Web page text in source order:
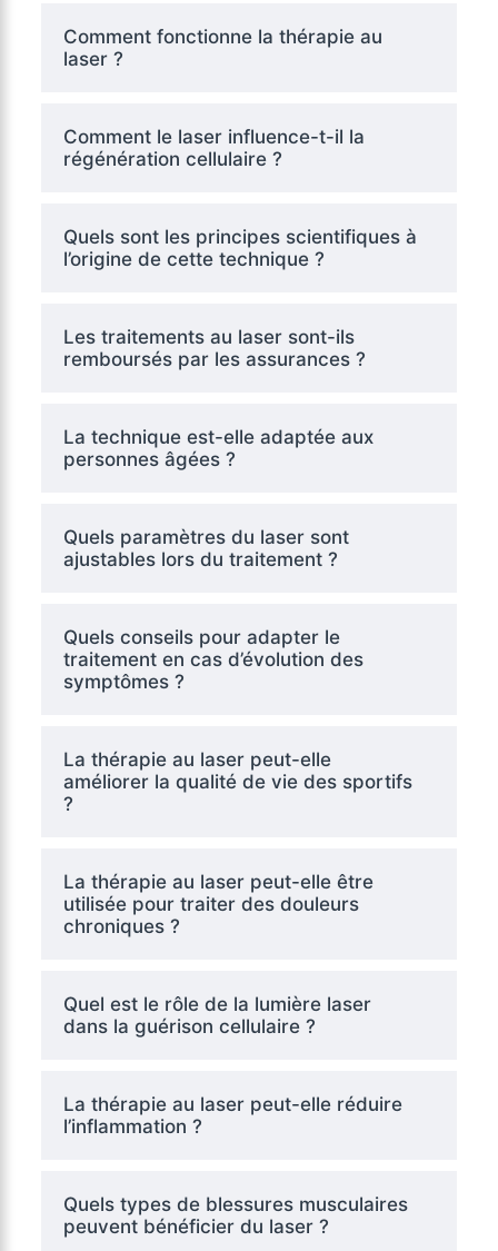
Comment fonctionne la thérapie au
laser ?
Comment le laser influence-t-il la
régénération cellulaire ?
Quels sont les principes scientifiques à
l’origine de cette technique ?
Les traitements au laser sont-ils
remboursés par les assurances ?
La technique est-elle adaptée aux
personnes âgées ?
Quels paramètres du laser sont
ajustables lors du traitement ?
Quels conseils pour adapter le
traitement en cas d’évolution des
symptômes ?
La thérapie au laser peut-elle
améliorer la qualité de vie des sportifs
?
La thérapie au laser peut-elle être
utilisée pour traiter des douleurs
chroniques ?
Quel est le rôle de la lumière laser
dans la guérison cellulaire ?
La thérapie au laser peut-elle réduire
l’inflammation ?
Quels types de blessures musculaires
peuvent bénéficier du laser ?